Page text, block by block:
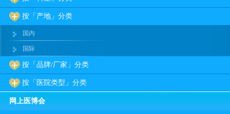
按「产地」分类
国内
国际
按「品牌/厂家」分类
按「医院类型」分类
网上医博会